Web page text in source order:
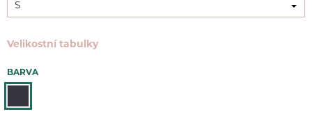
S
S
Velikostní tabulky
BARVA